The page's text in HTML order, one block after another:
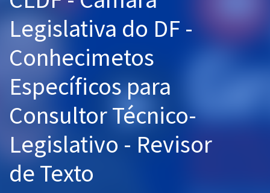
Pós
Graduação
OAB
Questões grátis
Legislativa do DF -
Conhecimetos
Específicos para
Consultor Técnico-
Legislativo - Revisor
de Texto